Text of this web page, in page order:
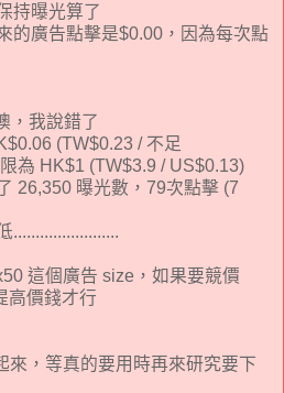
持曝光算了
的廣告點擊是$0.00，因為每次點
，我說錯了
(TW$0.23 / 不足
為 HK$1 (TW$3.9 / US$0.13)
26,350 曝光數，79次點擊 (7
這個廣告 size，如果要競價
高價錢才行
來，等真的要用時再來研究要下